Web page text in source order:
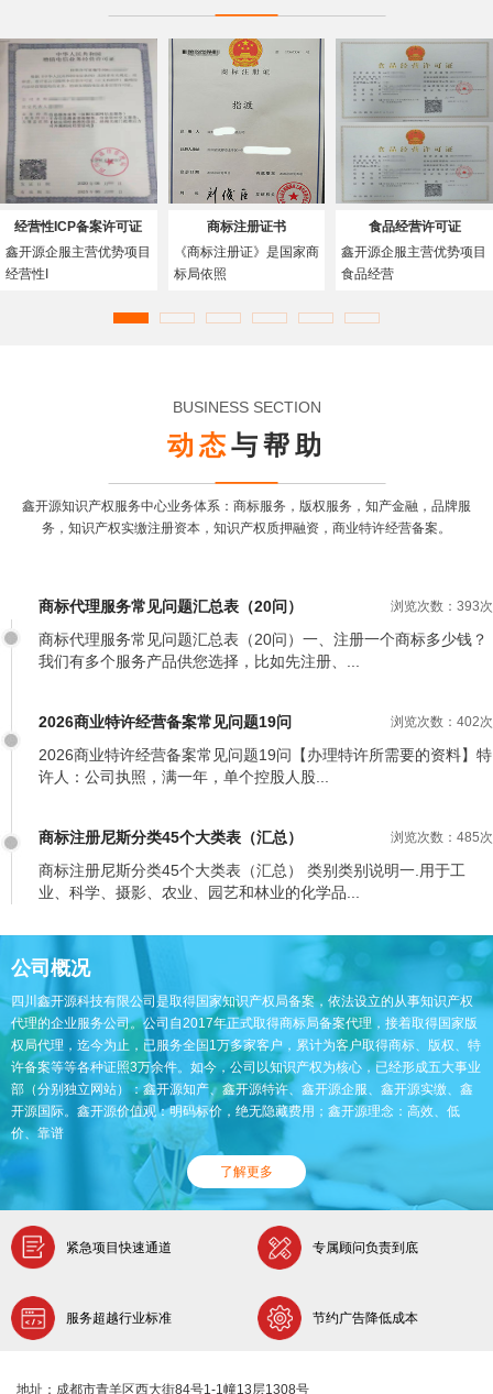
经营性ICP备案许可证
鑫开源企服主营优势项目
经营性I
商标注册证书
《商标注册证》是国家商
标局依照
食品经营许可证
鑫开源企服主营优势项目
食品经营
BUSINESS SECTION
动态与帮助
鑫开源知识产权服务中心业务体系：商标服务，版权服务，知产金融，品牌服
务， 知识产权实缴注册资本，知识产权质押融资，商业特许经营备案。
浏览次数：393次
商标代理服务常见问题汇总表（20问）
商标代理服务常见问题汇总表（20问）一、注册一个商标多少钱？
我们有多个服务产品供您选择，比如先注册、...
浏览次数：402次
2026商业特许经营备案常见问题19问
2026商业特许经营备案常见问题19问【办理特许所需要的资料】特
许人：公司执照，满一年，单个控股人股...
浏览次数：485次
商标注册尼斯分类45个大类表（汇总）
商标注册尼斯分类45个大类表（汇总） 类别类别说明一.用于工
业、科学、摄影、农业、园艺和林业的化学品...
公司概况
四川鑫开源科技有限公司是取得国家知识产权局备案，依法设立的从事知识产权
代理的企业服务公司。公司自2017年正式取得商标局备案代理，接着取得国家版
权局代理，迄今为止，已服务全国1万多家客户，累计为客户取得商标、版权、特
许备案等等各种证照3万余件。如今，公司以知识产权为核心，已经形成五大事业
部（分别独立网站）：鑫开源知产、鑫开源特许、鑫开源企服、鑫开源实缴、鑫
开源国际。鑫开源价值观：明码标价，绝无隐藏费用；鑫开源理念：高效、低
价、靠谱
了解更多
紧急项目快速通道 专属顾问负责到底
服务超越行业标准 节约广告降低成本
地址：成都市青羊区西大街84号1-1幢13层1308号